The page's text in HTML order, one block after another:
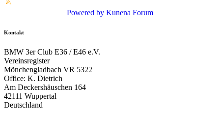
Powered by Kunena Forum
Kontakt
BMW 3er Club E36 / E46 e.V.
Vereinsregister
Mönchengladbach VR 5322
Office: K. Dietrich
Am Deckershäuschen 164
42111 Wuppertal
Deutschland